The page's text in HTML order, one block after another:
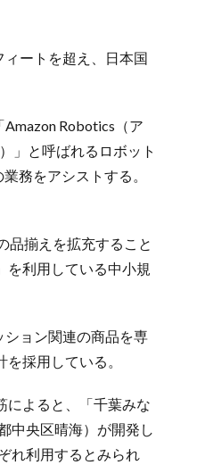
ートを超え、日本国
Robotics（ア
」と呼ばれるロボット
務をアシストする。
品揃えを拡充すること
を利用している中小規
ョン関連の商品を専
採用している。
によると、「千葉みな
中央区晴海）が開発し
れ利用するとみられ